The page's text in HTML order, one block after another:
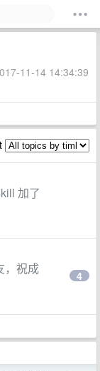
11-14 14:34:39
加了
，祝成
4